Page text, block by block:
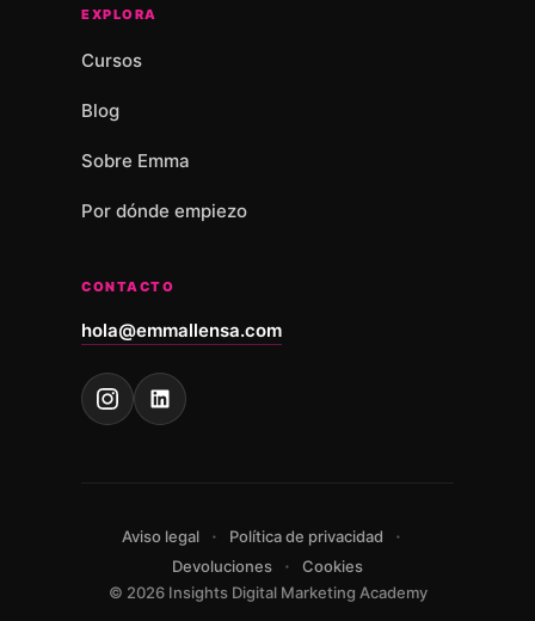
EXPLORA
Cursos
Blog
Sobre Emma
Por dónde empiezo
CONTACTO
hola@emmallensa.com
Aviso legal · Política de privacidad ·
Devoluciones ·
Cookies
© 2026 Insights Digital Marketing Academy